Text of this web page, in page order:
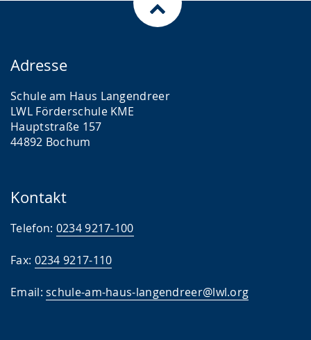
Adresse
Schule am Haus Langendreer
LWL Förderschule KME
Hauptstraße 157
44892 Bochum
Kontakt
Telefon: 0234 9217-100
Fax: 0234 9217-110
Email:schule-am-haus-langendreer@lwl.org